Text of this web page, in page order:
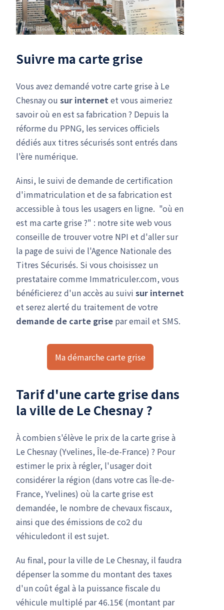
Suivre ma carte grise
Vous avez demandé votre carte grise à Le
Chesnay ou sur internetet vous aimeriez
savoir où en est sa fabrication ? Depuis la
réforme du PPNG, les services officiels
dédiés aux titres sécurisés sont entrés dans
l'ère numérique.
Ainsi, le suivi de demande de certification
d'immatriculation et de sa fabrication est
accessible à tous les usagers en ligne. "où en
est ma carte grise ?" : notre site web vous
conseille de trouver votre NPI et d'aller sur
la page de suivi de l'Agence Nationale des
Titres Sécurisés. Si vous choisissez un
prestataire comme Immatriculer.com, vous
bénéficierez d'un accès au suivi sur internet
et serez alerté du traitement de votre
demande de carte grise par email et SMS.
Ma démarche carte grise
Tarif d'une carte grise dans
la ville de Le Chesnay ?
À combien s'élève le prix de la carte grise à
Le Chesnay (Yvelines, Île-de-France) ? Pour
estimer le prix à régler, l'usager doit
considérer la région (dans votre cas Île-de-
France, Yvelines) où la carte grise est
demandée, le nombre de chevaux fiscaux,
ainsi que des émissions de co2 du
véhiculedont il est sujet.
Au final, pour la ville de Le Chesnay, il faudra
dépenser la somme du montant des taxes
d'un coût égal à la puissance fiscale du
véhicule multiplé par 46.15€ (montant par